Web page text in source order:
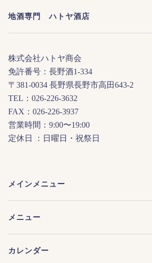
地酒専門 ハトヤ酒店
株式会社ハトヤ商会
免許番号：長野酒1-334
〒381-0034 長野県長野市高田643-2
TEL：026-226-3632
FAX：026-226-3937
営業時間：9:00〜19:00
定休日 ：日曜日・祝祭日
メインメニュー
メニュー
カレンダー